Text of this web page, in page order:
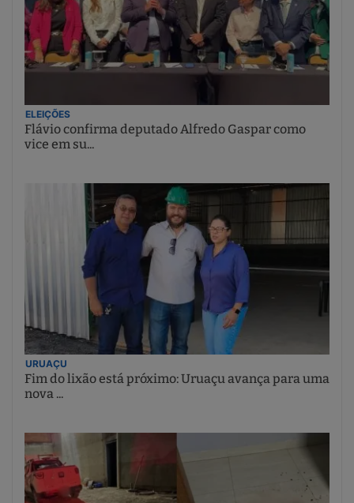
ELEIÇÕES
Flávio confirma deputado Alfredo Gaspar como
vice em su...
URUAÇU
Fim do lixão está próximo: Uruaçu avança para uma
nova ...